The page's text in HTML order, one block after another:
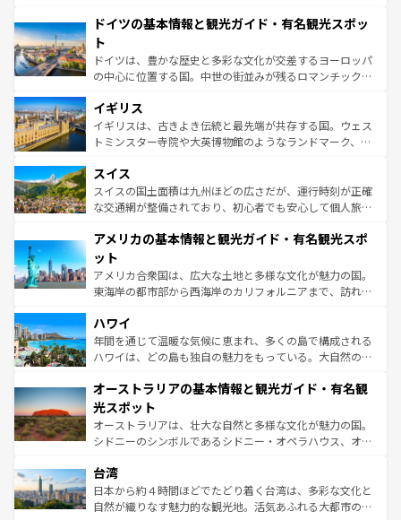
せる。地方によって風土や気候が異なるスペインはその個
ンテンツ一覧 を参照してほしい。
で、幅広い魅力が詰まっている。華麗な宮殿、歴史的な大
聖堂、美しいビーチ、そして豊かな自然が、訪れる者を心
から魅了する。また、フランスは美食の国としても知ら
れ、フランス料理はユネスコ無形文化遺産にも登録されて
香り高いラベンダー畑など、多彩な楽しみ方が可能だ。さ
らに、パリ以外の地域にも魅力が溢れており、どの街角に
も豊かな歴史と文化が息づいている。パリ以外の個性あふ
を参照してほしい。
ドイツの基本情報と観光ガイド・有名観光スポッ
ト
ドイツは、豊かな歴史と多彩な文化が交差するヨーロッパ
の中心に位置する国。中世の街並みが残るロマンチック街
顔を持つこの国は、どこを歩いても飽きることがない。ベ
ルリンの文化的活気、バイエルン州のアルプスの絶景、そ
してライン川沿いのワイン畑といった風景は必見。ビール
は、お酒好きな人にはぜひ体験してほしい。 なお、新着の
ドイツ情報はコンテンツ一覧を参照してほしい。
イギリス
イギリスは、古きよき伝統と最先端が共存する国。ウェス
トミンスター寺院や大英博物館のようなランドマーク、歴
リアごとに異なる魅力がある。また、優雅なアフタヌーン
ティー、ビール好きにはたまらない英国パブ、サッカー観
戦など、本場だからこそできる体験も豊富。イギリスを旅
ンツ一覧を参照してほしい。
スイス
スイスの国土面積は九州ほどの広さだが、運行時刻が正確
な交通網が整備されており、初心者でも安心して個人旅行
の建物がそのまま残る町や、スイスならではのユニークな
博物館もあり、アルプス観光だけでなく町歩きも満喫する
ことができる。国民の所得が高いため物価も高いが、旅行
者向けの交通パス提供のサービスもあり、うまく活用すれ
着のスイス情報は
アメリカの基本情報と観光ガイド・有名観光スポ
ット
アメリカ合衆国は、広大な土地と多様な文化が魅力の国。
東海岸の都市部から西海岸のカリフォルニアまで、訪れる
のような巨大都市は、観光、ショッピング、エンターテイ
ンメントが詰まった刺激的なスポットだ。一方、アメリカ
西部には大自然が広がり、グランドキャニオンやイエロー
部のニューオーリンズでは、音楽と美食が融合した独特の
文化が魅力。旅行者はアメリカの各地域で異なる魅力を楽
しみながら、その多様性と豊かな歴史を感じることができ
るだろう。車でのロードトリップや列車の旅も、アメリカ
情報は
ハワイ
年間を通じて温暖な気候に恵まれ、多くの島で構成される
ハワイは、どの島も独自の魅力をもっている。大自然の神
ワイ島は見逃せない。また、定番の観光地といえばオアフ
島だが、静かな自然を求めるならマウイ島やカウアイ島が
おすすめ。エメラルドグリーンに輝く海をはじめ、豊かな
文化や歴史が息づいている。「アロハスピリット」と呼ば
人々、おいしいローカルフードやハワイアンミュージッ
ク、伝統的なフラダンスなど、すべてがハワイの魅力を彩
っている。訪れるたびに新しい発見と感動が待っているハ
オーストラリアの基本情報と観光ガイド・有名観
光スポット
オーストラリアは、壮大な自然と多様な文化が魅力の国。
シドニーのシンボルであるシドニー・オペラハウス、オー
リアリーフや大陸中央部にそびえるウルル（エアーズロッ
ク）、タスマニアの美しい原生林やケアンズの熱帯雨林な
ど、見どころがたくさん。また、カフェやワイン、オージ
台湾
日本から約４時間ほどでたどり着く台湾は、多彩な文化と
自然が織りなす魅力的な観光地。活気あふれる大都市の台